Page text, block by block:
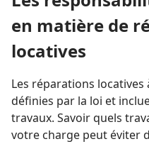
en matière de
locatives
Les réparations
définies par la loi et
travaux. Savoir quels
votre charge peut éviter